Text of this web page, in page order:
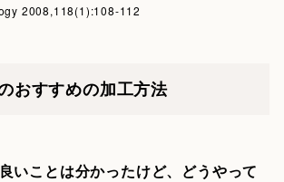
2008,118(1):108-112
おすすめの加工方法
いことは分かったけど、どうやって